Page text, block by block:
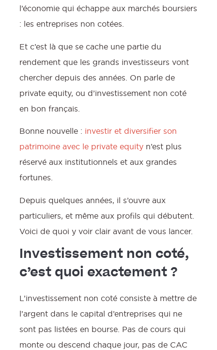
l’économie qui échappe aux marchés boursiers
: les entreprises non cotées.
Et c’est là que se cache une partie du
rendement que les grands investisseurs vont
chercher depuis des années. On parle de
private equity, ou d’investissement non coté
en bon français.
Bonne nouvelle : investir et diversifier son
patrimoine avec le private equity n’est plus
réservé aux institutionnels et aux grandes
fortunes.
Depuis quelques années, il s’ouvre aux
particuliers, et même aux profils qui débutent.
Voici de quoi y voir clair avant de vous lancer.
Investissement non coté,
c’est quoi exactement ?
L’investissement non coté consiste à mettre de
l’argent dans le capital d’entreprises qui ne
sont pas listées en bourse. Pas de cours qui
monte ou descend chaque jour, pas de CAC